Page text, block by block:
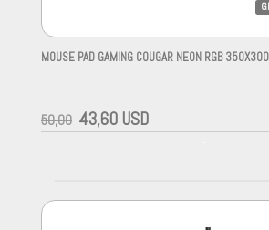
MOUSE PAD GAMING COUGAR NEON RGB
50,00 43,60 USD